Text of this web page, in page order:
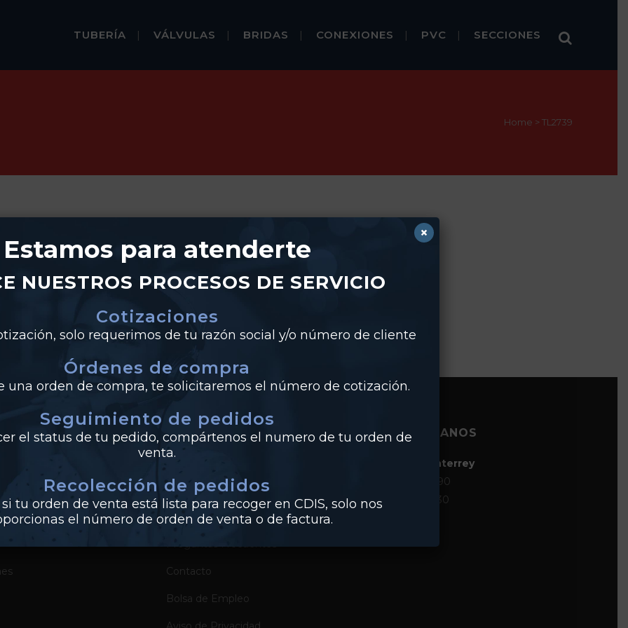
TUBERÍA VÁLVULAS BRIDAS CONEXIONES PVC SECCIONES
Home >TL2739
EMPRESA
Certificados de Productos
Catálogos de Productos
Preguntas Frecuentes
Contacto
Bolsa de Empleo
CONTÁCTANOS
Matriz | Monterrey
(81) 8124-0890
(81) 8124-0930
Estamos para atenderte
NUESTROS PROCESOS DE SERVICIO
Cotizaciones
solo requerimos de tu razón social y/o número de cliente
Órdenes de compra
una orden de compra, te solicitaremos el número de cotización.
Seguimiento de pedidos
el status de tu pedido, compártenos el numero de tu orden de
venta.
Recolección de pedidos
tu orden de venta está lista para recoger en CDIS, solo nos
el número de orden de venta o de factura.
×